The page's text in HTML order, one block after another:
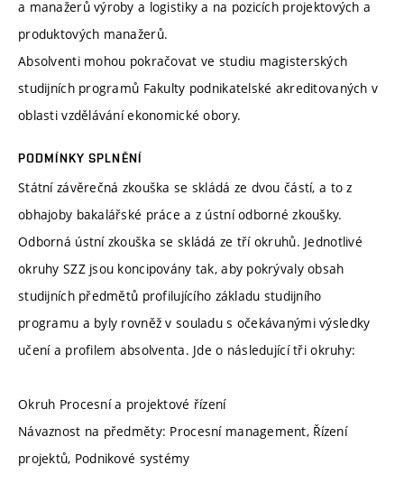
a manažerů výroby a logistiky a na pozicích projektových a
produktových manažerů.
Absolventi mohou pokračovat ve studiu magisterských
studijních programů Fakulty podnikatelské akreditovaných v
oblasti vzdělávání ekonomické obory.
PODMÍNKY SPLNĚNÍ
Státní závěrečná zkouška se skládá ze dvou částí, a to z
obhajoby bakalářské práce a z ústní odborné zkoušky.
Odborná ústní zkouška se skládá ze tří okruhů. Jednotlivé
okruhy SZZ jsou koncipovány tak, aby pokrývaly obsah
studijních předmětů profilujícího základu studijního
programu a byly rovněž v souladu s očekávanými výsledky
učení a profilem absolventa. Jde o následující tři okruhy:
Okruh Procesní a projektové řízení
Návaznost na předměty: Procesní management, Řízení
projektů, Podnikové systémy